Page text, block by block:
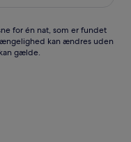
for én nat, som er fundet
kan ændres uden
gælde.